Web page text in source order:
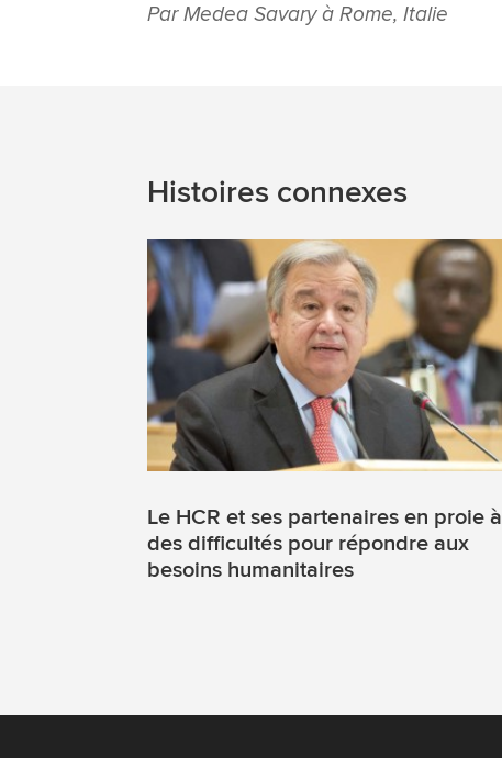
Par Medea Savary à Rome, Italie
Histoires connexes
Le HCR et ses partenaires en proie à
des difficultés pour répondre aux
besoins humanitaires